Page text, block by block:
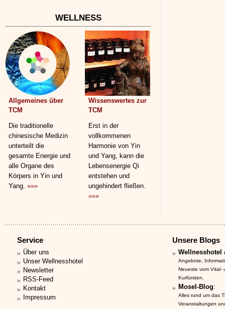
WELLNESS
Allgemeines über
TCM
Die traditionelle
chinesische Medizin
unterteilt die
gesamte Energie und
alle Organe des
Körpers in Yin und
Yang. »»»
Wissenswertes zur
TCM
Erst in der
vollkommenen
Harmonie von Yin
und Yang, kann die
Lebensenergie Qi
entstehen und
ungehindert fließen.
»»»
Service
Über uns
Unser Wellnesshotel
Newsletter
RSS-Feed
Kontakt
Impressum
Unsere Blogs
Wellnesshotel
Angebote,
Neueste vom Vital-
Kurfürsten.
Mosel-Blog:
Alles rund um das
Veranstaltungen